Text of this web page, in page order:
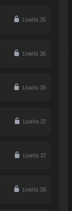
Livello 35
Livello 36
Livello 36
Livello 37
Livello 37
Livello 38